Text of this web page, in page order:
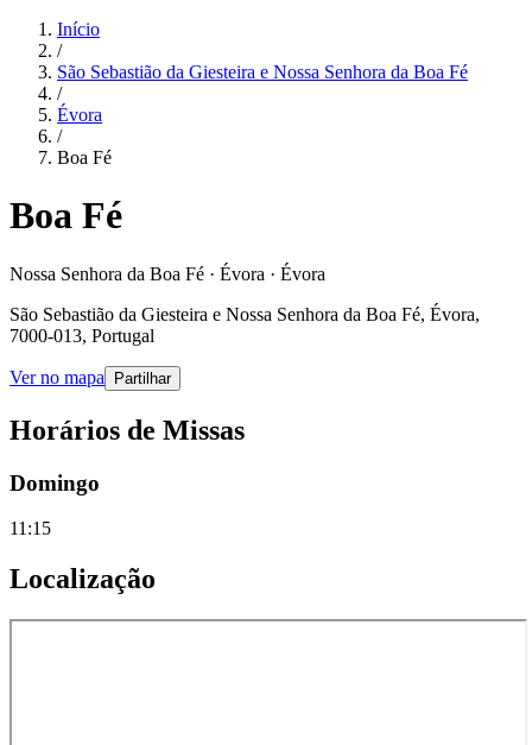
Início
/
São Sebastião da Giesteira e Nossa Senhora da Boa Fé
/
Évora
/
Boa Fé
Boa Fé
Nossa Senhora da Boa Fé · Évora · Évora
São Sebastião da Giesteira e Nossa Senhora da Boa Fé, Évora,
7000-013, Portugal
Ver no mapa Partilhar
Horários de Missas
Domingo
11:15
Localização